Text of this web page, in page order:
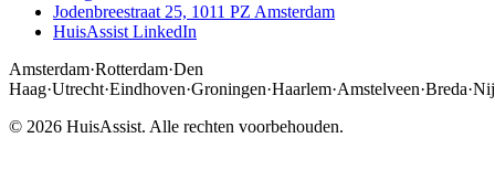
Jodenbreestraat 25, 1011 PZ Amsterdam
HuisAssist LinkedIn
Amsterdam·Rotterdam·Den
Haag·Utrecht·Eindhoven·Groningen·Haarlem·Amstelveen·Breda·
© 2026 HuisAssist. Alle rechten voorbehouden.